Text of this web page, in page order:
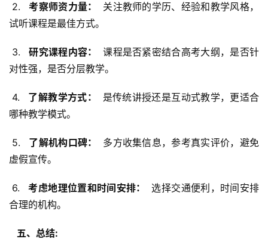
2.
  考察师资力量：
关注教师的学历、经验和教学风格，
试听课程是最佳方式。
3.
  研究课程内容：
课程是否紧密结合高考大纲，是否针
对性强，是否分层教学。
4.
  了解教学方式：
是传统讲授还是互动式教学，更适合
哪种教学模式。
5.
  了解机构口碑：
多方收集信息，参考真实评价，避免
虚假宣传。
6.
  考虑地理位置和时间安排：
选择交通便利，时间安排
合理的机构。
  五、总结: